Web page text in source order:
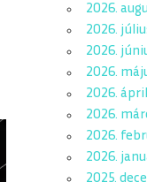
2026.
2026.
2026.
2026.
2026.
2026.
2026.
2026.
2025.